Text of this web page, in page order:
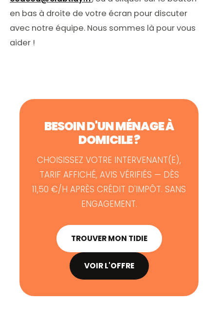
en bas à droite de votre écran pour discuter
avec notre équipe. Nous sommes là pour vous
aider !
BESOIN D'UN MÉNAGE À
DOMICILE ?
CHOISISSEZ VOTRE INTERVENANT(E),
TARIF AFFICHÉ, AVIS VÉRIFIÉS — DÈS
11,50 €/H APRÈS CRÉDIT D'IMPÔT. SANS
ENGAGEMENT.
TROUVER MON TIDIE
VOIR L'OFFRE